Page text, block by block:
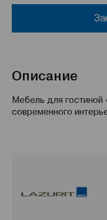
Описание
Мебель для гостиной
современного